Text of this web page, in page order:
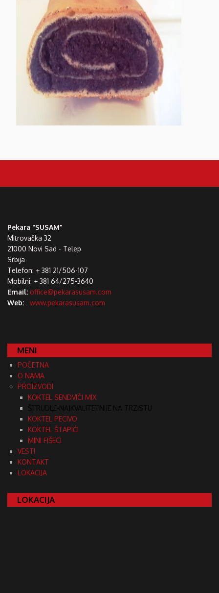
Pekara "SUSAM"
Mitrovačka 32
21000 Novi Sad - Telep
Srbija
Telefon: + 381 21/506-107
Mobilni: + 381 64/275-3640
Email: office@pekarasusam.com
Web:
www.pekarasusam.com
MENI
POČETNA
O NAMA
PROIZVODI
KOKTEL SENDVIČI MIX
ŠTRUDLE-NAJKVALITETNIJE NA TRZISTU
KOKTEL PECIVO
KOKTEL ŠTAPIĆI
MINI FIŠECI
VESTI
KONTAKT
LOKACIJA
LOKACIJA